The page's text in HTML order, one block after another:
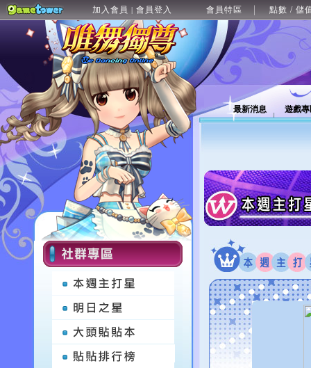
加入會員 | 會員登入 會員特區 點數 / 儲
最新消息 遊戲